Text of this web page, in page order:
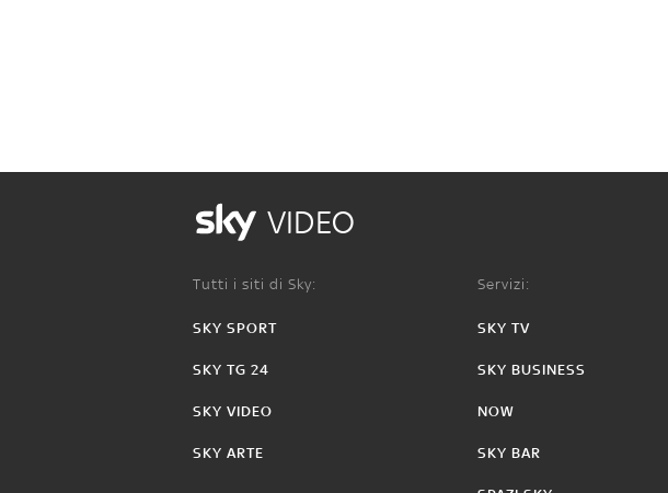
VIDEO
Tutti i siti di Sky:
SKY SPORT
SKY TG 24
SKY VIDEO
SKY ARTE
Servizi:
SKY TV
SKY BUSINESS
NOW
SKY BAR